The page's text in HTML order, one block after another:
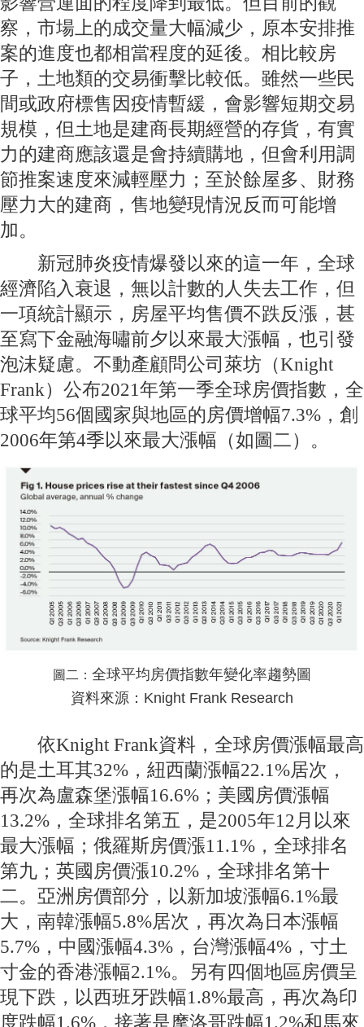
察，市場上的成交量大幅減少，原本安排推
案的進度也都相當程度的延後。相比較房
子，土地類的交易衝擊比較低。雖然一些民
間或政府標售因疫情暫緩，會影響短期交易
規模，但土地是建商長期經營的存貨，有實
力的建商應該還是會持續購地，但會利用調
節推案速度來減輕壓力；至於餘屋多、財務
壓力大的建商，售地變現情況反而可能增
加。
新冠肺炎疫情爆發以來的這一年，全球
經濟陷入衰退，無以計數的人失去工作，但
一項統計顯示，房屋平均售價不跌反漲，甚
至寫下金融海嘯前夕以來最大漲幅，也引發
泡沫疑慮。不動產顧問公司萊坊（Knight
Frank）公布2021年第一季全球房價指數，全
球平均56個國家與地區的房價增幅7.3%，創
2006年第4季以來最大漲幅（如圖二）。
圖二： 全球平均房價指數年變化率趨勢圖
資料來源：Knight Frank Research
依Knight Frank資料，全球房價漲幅最高
的是土耳其32%，紐西蘭漲幅22.1%居次，
再次為盧森堡漲幅16.6%；美國房價漲幅
13.2%，全球排名第五，是2005年12月以來
最大漲幅；俄羅斯房價漲11.1%，全球排名
第九；英國房價漲10.2%，全球排名第十
二。亞洲房價部分，以新加坡漲幅6.1%最
大，南韓漲幅5.8%居次，再次為日本漲幅
5.7%，中國漲幅4.3%，台灣漲幅4%，寸土
寸金的香港漲幅2.1%。另有四個地區房價呈
現下跌，以西班牙跌幅1.8%最高，再次為印
度跌幅1.6%，接著是摩洛哥跌幅1.2%和馬來